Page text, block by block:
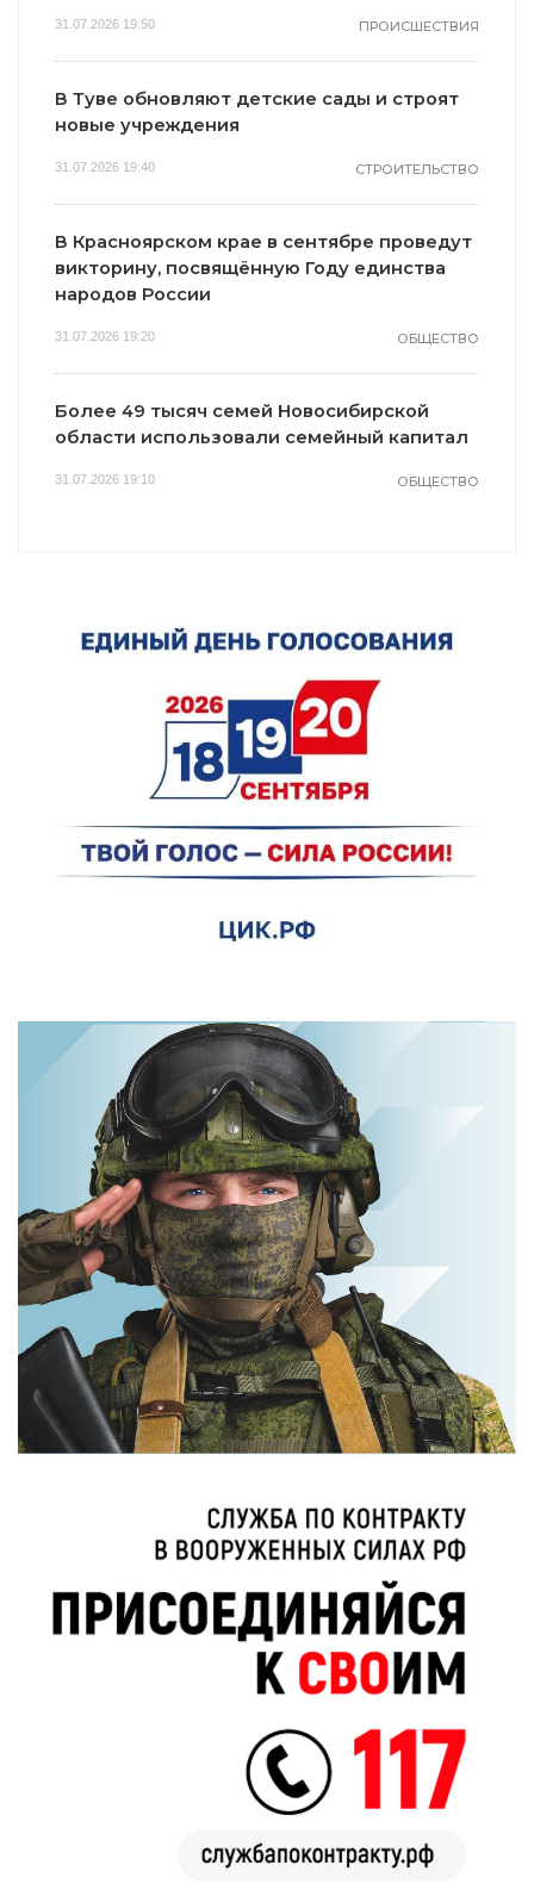
31.07.2026 19:50 ПРОИСШЕСТВИЯ
В Туве обновляют детские сады и строят
новые учреждения
31.07.2026 19:40 СТРОИТЕЛЬСТВО
В Красноярском крае в сентябре проведут
викторину, посвящённую Году единства
народов России
31.07.2026 19:20 ОБЩЕСТВО
Более 49 тысяч семей Новосибирской
области использовали семейный капитал
31.07.2026 19:10 ОБЩЕСТВО